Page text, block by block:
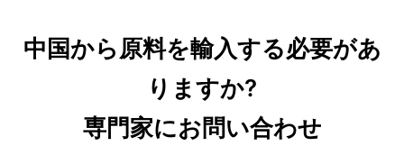
中国から原料を輸入する必要があ
りますか?
専門家にお問い合わせ